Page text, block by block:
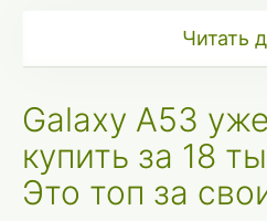
Читать
Galaxy A53
купить за 18
Это топ за